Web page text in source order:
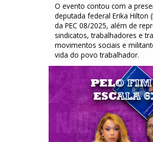
O evento contou com a
deputada federal Erika Hilton
da PEC 08/2025, além de
sindicatos, trabalhadores e
movimentos sociais e
vida do povo trabalhador.